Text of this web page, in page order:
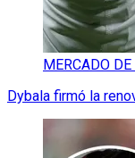
MERCADO DE
Dybala firmó la